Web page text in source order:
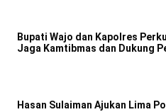
Bupati Wajo dan Kapolres
Jaga Kamtibmas dan Dukung
Hasan Sulaiman Ajukan Lima